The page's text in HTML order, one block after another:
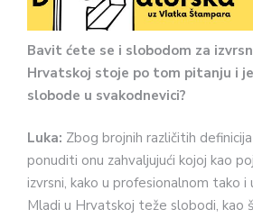
Bavit ćete se i slobodom za
Hrvatskoj stoje po tom pitanju i
slobode u svakodnevici?
Luka: Zbog brojnih različitih
ponuditi onu zahvaljujući kojoj kao
izvrsni, kako u profesionalnom tako
Mladi u Hrvatskoj teže slobodi, kao